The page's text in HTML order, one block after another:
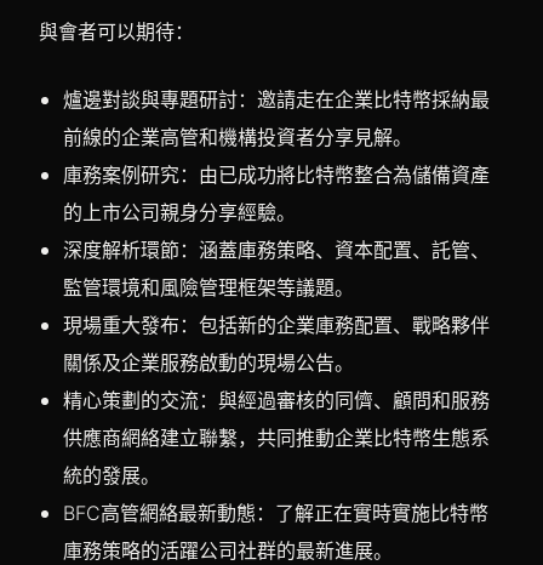
與會者可以期待：
爐邊對談與專題研討：邀請走在企業比特幣採納最
前線的企業高管和機構投資者分享見解。
庫務案例研究：由已成功將比特幣整合為儲備資產
的上市公司親身分享經驗。
深度解析環節：涵蓋庫務策略、資本配置、託管、
監管環境和風險管理框架等議題。
現場重大發布：包括新的企業庫務配置、戰略夥伴
關係及企業服務啟動的現場公告。
精心策劃的交流：與經過審核的同儕、顧問和服務
供應商網絡建立聯繫，共同推動企業比特幣生態系
統的發展。
BFC高管網絡最新動態：了解正在實時實施比特幣
庫務策略的活躍公司社群的最新進展。